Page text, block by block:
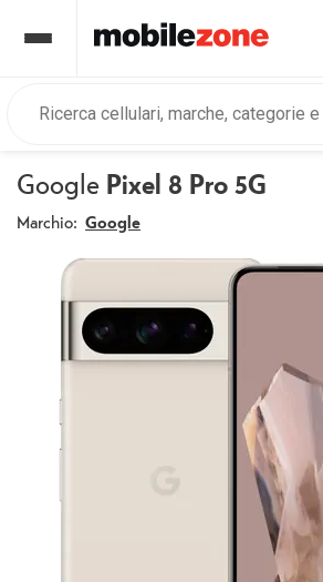
Google Pixel 8 Pro 5G
Marchio: Google